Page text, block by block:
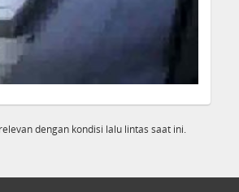
dengan kondisi lalu lintas saat ini.